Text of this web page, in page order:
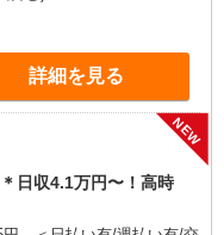
詳細を見る
NEW
日収4.1万円〜！高時